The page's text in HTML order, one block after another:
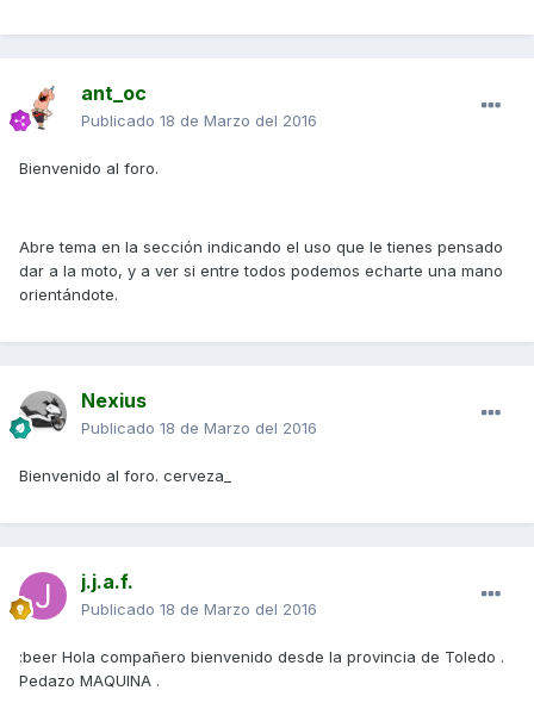
ant_oc
Publicado 18 de Marzo del 2016
Bienvenido al foro.
Abre tema en la sección indicando el uso que le tienes pensado
dar a la moto, y a ver si entre todos podemos echarte una mano
orientándote.
Nexius
Publicado 18 de Marzo del 2016
Bienvenido al foro. cerveza_
j.j.a.f.
Publicado 18 de Marzo del 2016
:beer Hola compañero bienvenido desde la provincia de Toledo .
Pedazo MAQUINA .